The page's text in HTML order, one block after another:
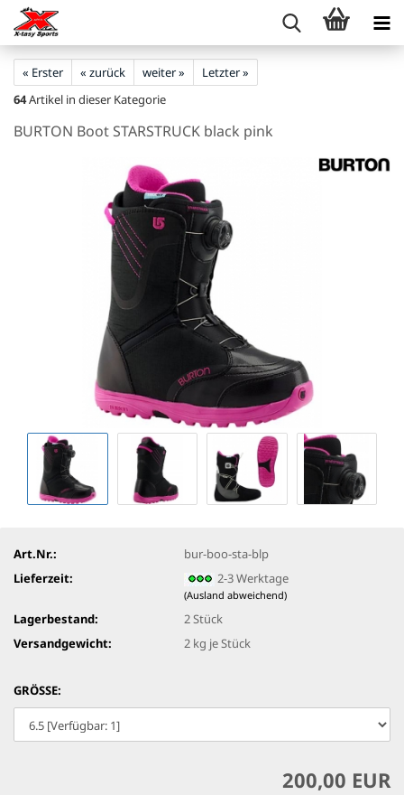
« Erster « zurück weiter »
Letzter »
64Artikel in dieser Kategorie
BURTON Boot STARSTRUCK black pink
Art.Nr.:
bur-boo-sta-blp
Lieferzeit:
2-3 Werktage
(Ausland abweichend)
Lagerbestand: 2 Stück
Versandgewicht:
2 kg je Stück
GRÖSSE:
200,00 EUR